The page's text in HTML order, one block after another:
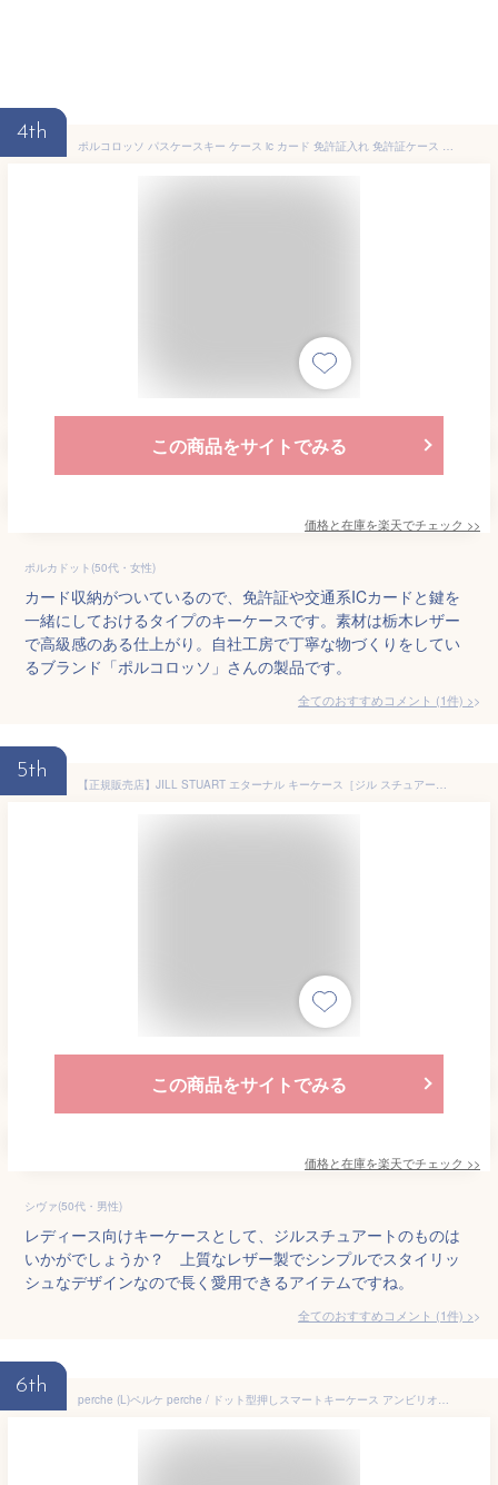
4th
ポルコロッソ パスケースキー ケース ic カード 免許証入れ 免許証ケース 本革 栃木レザー 日本製 メンズ レディース 男性 女性 ブランド 赤 誕生日プレゼント 還暦祝い きれいめ [sokunou]
この商品をサイトでみる
価格と在庫を楽天でチェック >>
ポルカドット(50代・女性)
カード収納がついているので、免許証や交通系ICカードと鍵を
一緒にしておけるタイプのキーケースです。素材は栃木レザー
で高級感のある仕上がり。自社工房で丁寧な物づくりをしてい
るブランド「ポルコロッソ」さんの製品です。
全てのおすすめコメント (1件) >
5th
【正規販売店】JILL STUART エターナル キーケース［ジル スチュアート］ ブランド 本革 レザー 三つ折り 5連 コンパクト 鍵入れ キーリング おしゃれ 大人 かわいい ポケット付き レディース バッグマニア
この商品をサイトでみる
価格と在庫を楽天でチェック >>
シヴァ(50代・男性)
レディース向けキーケースとして、ジルスチュアートのものは
いかがでしょうか？ 上質なレザー製でシンプルでスタイリッ
シュなデザインなので長く愛用できるアイテムですね。
全てのおすすめコメント (1件) >
6th
perche (L)ペルケ perche / ドット型押しスマートキーケース アンビリオン 財布・ポーチ・ケース その他の財布・ポーチ・ケース ブラック ブルー グリーン ピンク イエロー シルバー ゴールド【送料無料】